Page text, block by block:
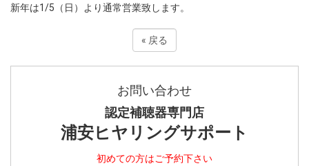
新年は1/5（日）より通常営業致します。
« 戻る
お問い合わせ
認定補聴器専門店
浦安ヒヤリングサポート
初めての方はご予約下さい